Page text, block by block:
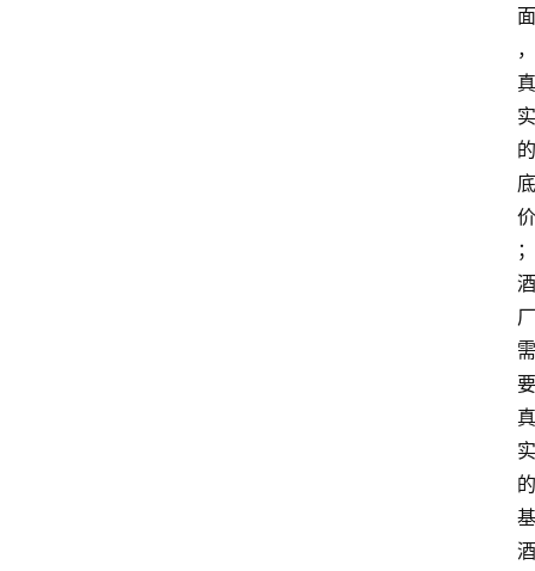
面
，
真
实
的
底
价
；
酒
厂
需
要
真
实
的
基
酒